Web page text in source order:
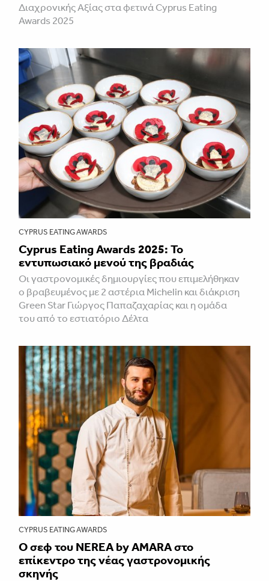
Διαχρονικής Αξίας στα φετινά Cyprus Eating
Awards 2025
CYPRUS EATING AWARDS
Cyprus Eating Awards 2025: Το
εντυπωσιακό μενού της βραδιάς
Οι γαστρονομικές δημιουργίες που επιμελήθηκαν
ο βραβευμένος με 2 αστέρια Michelin και διάκριση
Green Star Γιώργος Παπαζαχαρίας και η ομάδα
του από το εστιατόριο Δέλτα
CYPRUS EATING AWARDS
Ο σεφ του NEREA by AMARA στο
επίκεντρο της νέας γαστρονομικής
σκηνής